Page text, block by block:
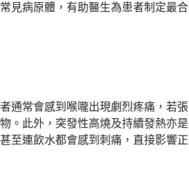
見病原體，有助醫生為患者制定最合
通常會感到喉嚨出現劇烈疼痛，若張
。此外，突發性高燒及持續發熱亦是
至連飲水都會感到刺痛，直接影響正